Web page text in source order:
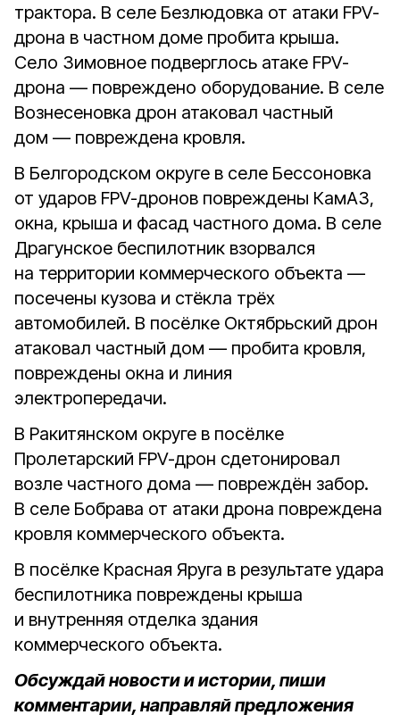
трактора. В селе Безлюдовка от атаки FPV-
дрона в частном доме пробита крыша.
Село Зимовное подверглось атаке FPV-
дрона — повреждено оборудование. В селе
Вознесеновка дрон атаковал частный
дом — повреждена кровля.
В Белгородском округе в селе Бессоновка
от ударов FPV-дронов повреждены КамАЗ,
окна, крыша и фасад частного дома. В селе
Драгунское беспилотник взорвался
на территории коммерческого объекта —
посечены кузова и стёкла трёх
автомобилей. В посёлке Октябрьский дрон
атаковал частный дом — пробита кровля,
повреждены окна и линия
электропередачи.
В Ракитянском округе в посёлке
Пролетарский FPV-дрон сдетонировал
возле частного дома — повреждён забор.
В селе Бобрава от атаки дрона повреждена
кровля коммерческого объекта.
В посёлке Красная Яруга в результате удара
беспилотника повреждены крыша
и внутренняя отделка здания
коммерческого объекта.
Обсуждай новости и истории, пиши
комментарии, направляй предложения